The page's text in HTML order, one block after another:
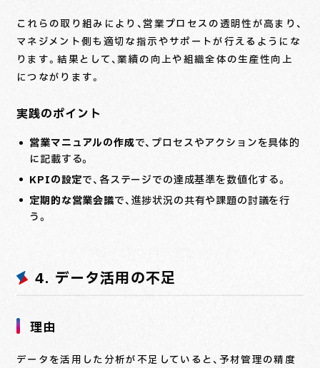
これらの取り組みにより、営業プロセスの透明性が高まり、
マネジメント側も適切な指示やサポートが行えるようにな
ります。結果として、業績の向上や組織全体の生産性向上
につながります。
実践のポイント
営業マニュアルの作成で、プロセスやアクションを具体的
に記載する。
KPIの設定で、各ステージでの達成基準を数値化する。
定期的な営業会議で、進捗状況の共有や課題の討議を行
う。
4. データ活用の不足
理由
データを活用した分析が不足していると、予材管理の精度